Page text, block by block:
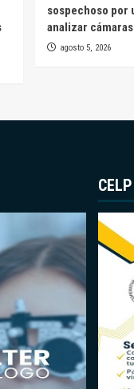
sospechoso por
analizar
agosto 5, 2026